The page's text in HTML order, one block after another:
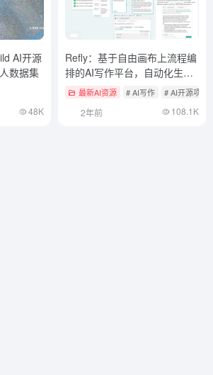
AI开源
数据集
48K
Refly：基于自由画布上流程编
排的AI写作平台，自动化生成
文章最新AI资源 # AI写作 # AI开源项目
2年前 108.1K